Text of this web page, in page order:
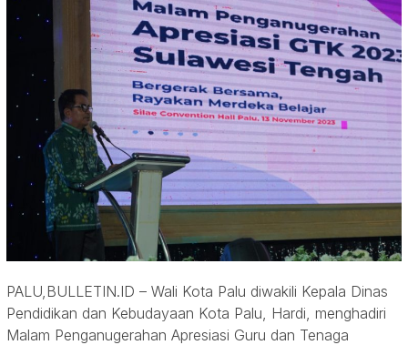
PALU,BULLETIN.ID – Wali Kota Palu diwakili Kepala Dinas
Pendidikan dan Kebudayaan Kota Palu, Hardi, menghadiri
Malam Penganugerahan Apresiasi Guru dan Tenaga